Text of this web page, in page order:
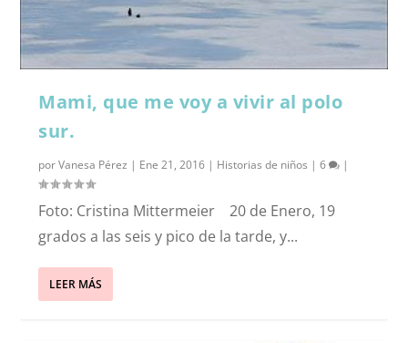
Mami, que me voy a vivir al polo
sur.
porVanesa Pérez | Ene 21, 2016 | Historias de niños |6 |
Foto: Cristina Mittermeier 20 de Enero, 19
grados a las seis y pico de la tarde, y...
LEER MÁS